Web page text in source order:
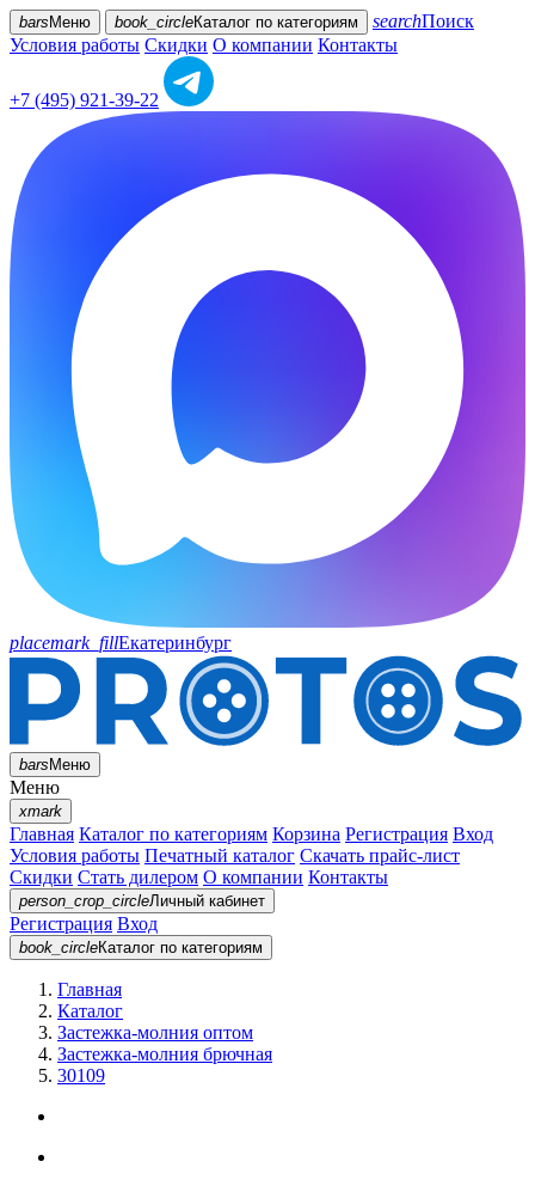
bars Меню book_circleКаталог по категориям searchПоиск
Условия работы Скидки О компании Контакты
+7 (495) 921-39-22
placemark_fillЕкатеринбург
barsМеню
Меню
xmark
Главная Каталог по категориям Корзина Регистрация Вход
Условия работы Печатный каталог Скачать прайс-лист
Скидки Стать дилером О компании Контакты
person_crop_circleЛичный кабинет
Регистрация Вход
book_circleКаталог по категориям
Главная
Каталог
Застежка-молния оптом
Застежка-молния брючная
30109